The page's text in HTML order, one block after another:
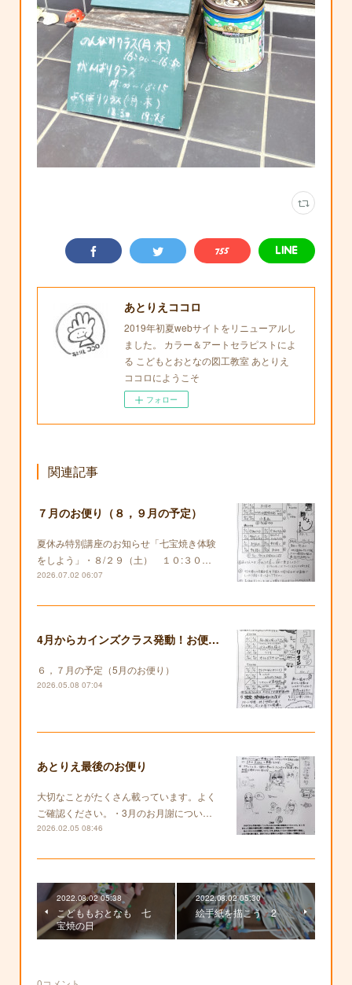
あとりえココロ
2019年初夏webサイトをリニューアルし
ました。 カラー＆アートセラピストによ
る こどもとおとなの図工教室 あとりえ
ココロにようこそ
フォロー
関連記事
７月のお便り（８，９月の予定）
夏休み特別講座のお知らせ「七宝焼き体験
をしよう」・８/２９（土） １０:３０…
2026.07.02 06:07
4月からカインズクラス発動！お便りも復活します！
６，７月の予定（5月のお便り）
2026.05.08 07:04
あとりえ最後のお便り
大切なことがたくさん載っています。よく
ご確認ください。・3月のお月謝につい…
2026.02.05 08:46
2022.08.02 05:38
こどももおとなも 七
宝焼の日
2022.08.02 05:30
絵手紙を描こう 2